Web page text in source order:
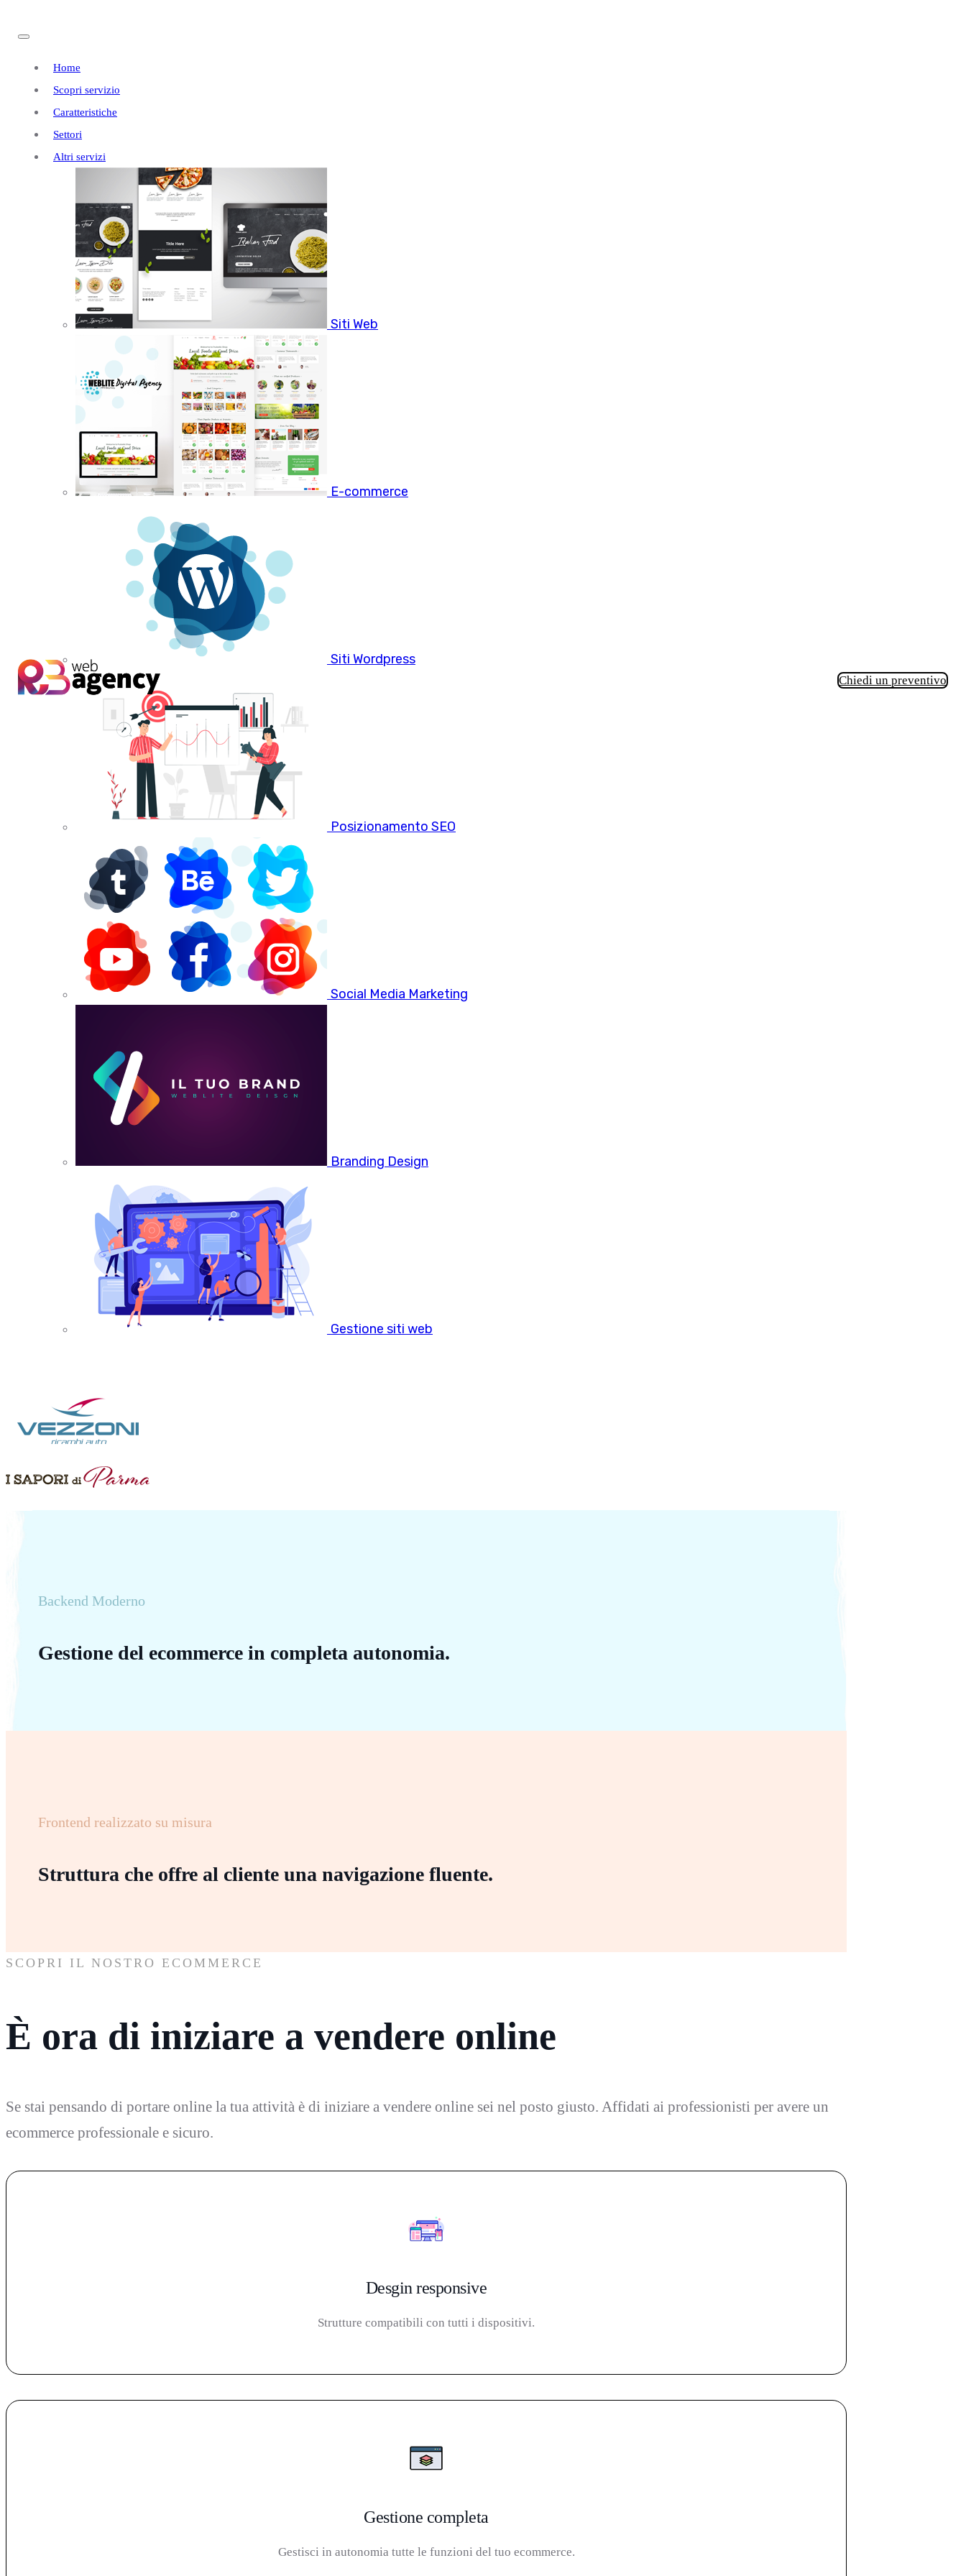
Home
Scopri servizio
Caratteristiche
Settori
Altri servizi
Siti Web
E-commerce
Siti Wordpress
Posizionamento SEO
Social Media Marketing
Branding Design
Gestione siti web
Chiedi un preventivo
RealizzazioneSitiEccomerce
a Villata
Aumenta le tue vendite con un ecommerce professionale.
0521 7856 271
clienti hanno già scelto il nostro ecommerce PRO.
Backend Moderno
Gestione del ecommerce in completa autonomia.
Frontend realizzato su misura
Struttura che offre al cliente una navigazione fluente.
SCOPRI IL NOSTRO ECOMMERCE
È ora di iniziare a vendere online
Se stai pensando di portare online la tua attività è di iniziare a vendere online sei nel posto giusto. Affidati ai professionisti per avere un
ecommerce professionale e sicuro.
Desgin responsive
Strutture compatibili con tutti i dispositivi.
Gestione completa
Gestisci in autonomia tutte le funzioni del tuo ecommerce.